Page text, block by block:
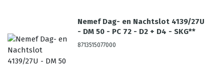
Nemef Dag- en Nachtslot 4139/27U
- DM 50 - PC 72 - D2 + D4 - SKG**
8713515077000